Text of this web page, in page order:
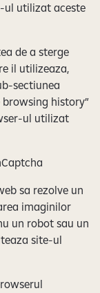
ul utilizat aceste
de a sterge
il utilizeaza,
sectiunea
history”
ul utilizat
sa rezolve un
imaginilor
un robot sau un
site-ul